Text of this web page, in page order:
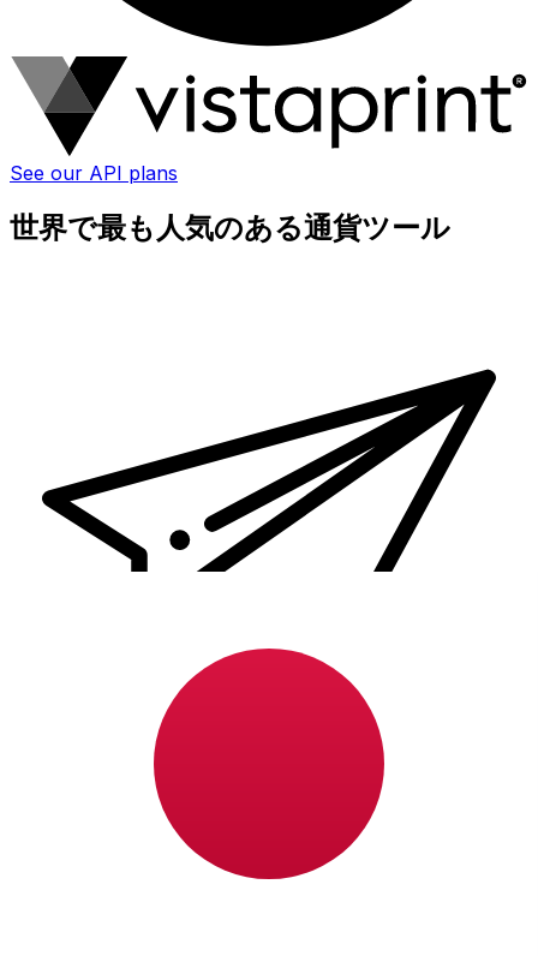
See our API plans
世界で最も人気のある通貨ツール
オンラインの送金が迅速、安全、簡単に行えます。ライブの